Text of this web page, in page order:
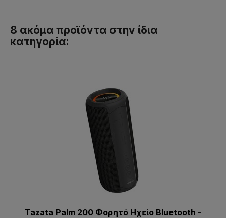
8 ακόμα προϊόντα στην ίδια
κατηγορία:
Tazata Palm 200 Φορητό Ηχείο Bluetooth -